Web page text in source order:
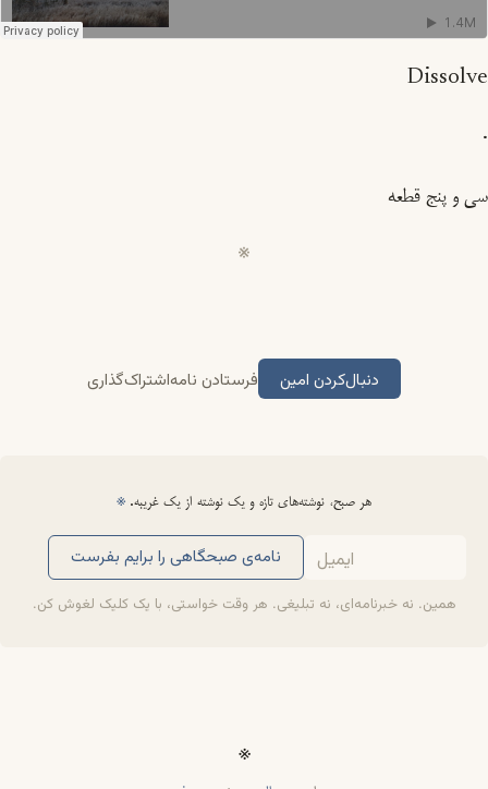
Dissolve
·
سی و پنج قطعه
دنبال‌کردن امین فرستادن نامهاشتراک‌گذاری
هر صبح، نوشته‌های تازه و یک نوشته از یک غریبه. ※
نامه‌ی صبحگاهی را برایم بفرست
همین. نه خبرنامه‌ای، نه تبلیغی. هر وقت خواستی، با یک کلیک لغوش کن.
※